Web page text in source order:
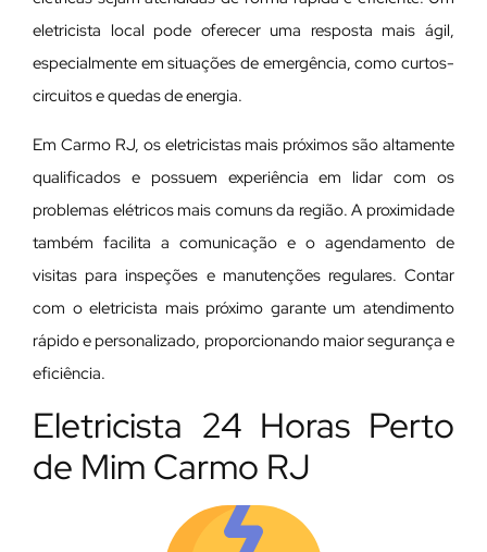
eletricista local pode oferecer uma resposta mais ágil,
especialmente em situações de emergência, como curtos-
circuitos e quedas de energia.
Em Carmo RJ, os eletricistas mais próximos são altamente
qualificados e possuem experiência em lidar com os
problemas elétricos mais comuns da região. A proximidade
também facilita a comunicação e o agendamento de
visitas para inspeções e manutenções regulares. Contar
com o eletricista mais próximo garante um atendimento
rápido e personalizado, proporcionando maior segurança e
eficiência.
Eletricista 24 Horas Perto
de Mim Carmo RJ